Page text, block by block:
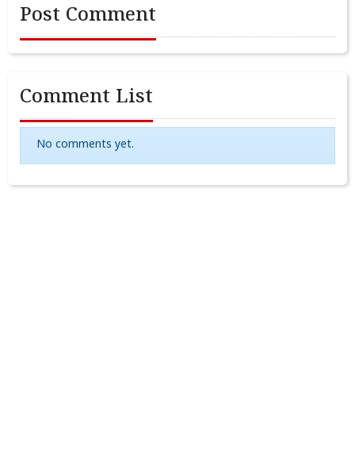
Post Comment
Comment List
No comments yet.